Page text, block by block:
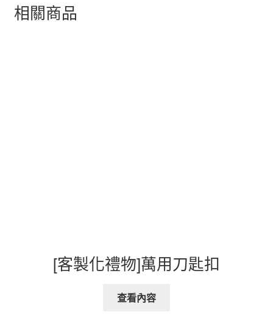
相關商品
[客製化禮物]萬用刀匙扣
查看內容